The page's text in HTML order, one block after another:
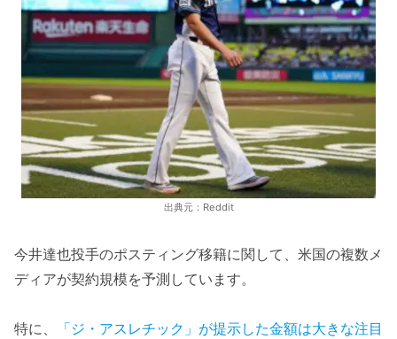
出典元：Reddit
今井達也投手のポスティング移籍に関して、米国の複数メ
ディアが契約規模を予測しています。
特に、
「ジ・アスレチック」が提示した金額は大きな注目